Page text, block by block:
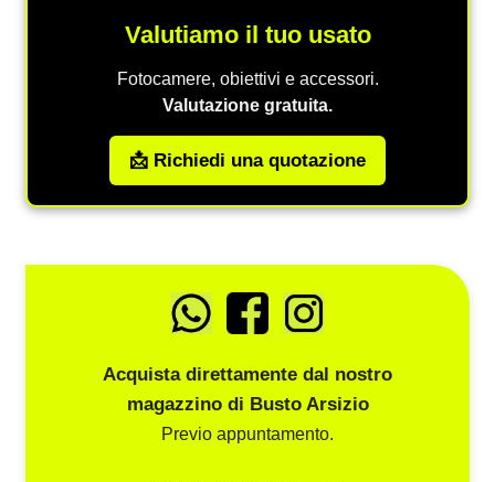
Valutiamo il tuo usato
Fotocamere, obiettivi e accessori.
Valutazione gratuita.
📩 Richiedi una quotazione
Acquista direttamente dal nostro
magazzino di Busto Arsizio
Previo appuntamento.